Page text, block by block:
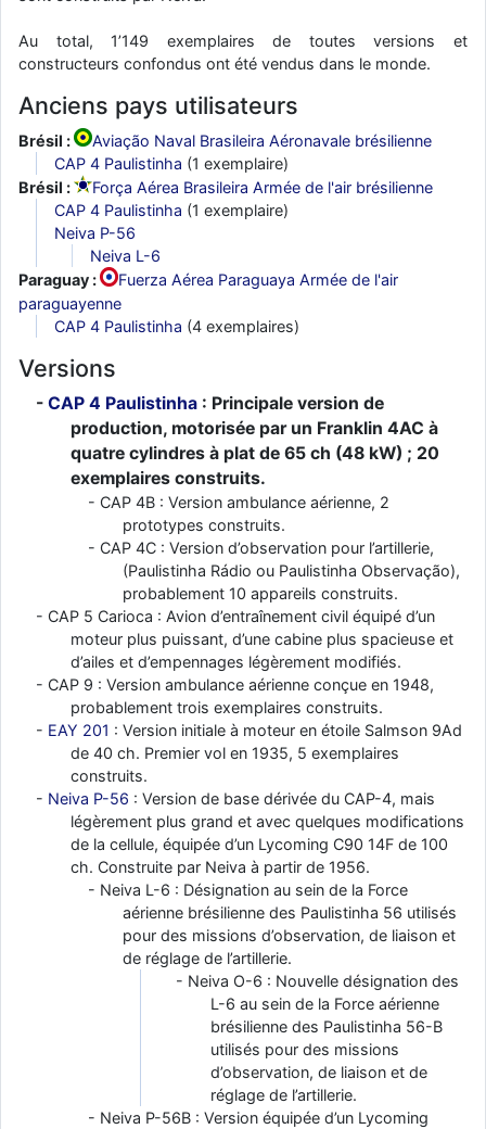
Au total, 1’149 exemplaires de toutes versions et
constructeurs confondus ont été vendus dans le monde.
Anciens pays utilisateurs
Brésil :
Aviação Naval Brasileira Aéronavale brésilienne
CAP 4 Paulistinha (1 exemplaire)
Brésil :
Força Aérea Brasileira Armée de l'air brésilienne
CAP 4 Paulistinha (1 exemplaire)
Neiva P-56
Neiva L-6
Paraguay :
Fuerza Aérea Paraguaya Armée de l'air
paraguayenne
CAP 4 Paulistinha (4 exemplaires)
Versions
CAP 4 Paulistinha : Principale version de
production, motorisée par un Franklin 4AC à
quatre cylindres à plat de 65 ch (48 kW) ; 20
exemplaires construits.
CAP 4B : Version ambulance aérienne, 2
prototypes construits.
CAP 4C : Version d’observation pour l’artillerie,
(Paulistinha Rádio ou Paulistinha Observação),
probablement 10 appareils construits.
CAP 5 Carioca : Avion d’entraînement civil équipé d’un
moteur plus puissant, d’une cabine plus spacieuse et
d’ailes et d’empennages légèrement modifiés.
CAP 9 : Version ambulance aérienne conçue en 1948,
probablement trois exemplaires construits.
EAY 201 : Version initiale à moteur en étoile Salmson 9Ad
de 40 ch. Premier vol en 1935, 5 exemplaires
construits.
Neiva P-56 : Version de base dérivée du CAP-4, mais
légèrement plus grand et avec quelques modifications
de la cellule, équipée d’un Lycoming C90 14F de 100
ch. Construite par Neiva à partir de 1956.
Neiva L-6 : Désignation au sein de la Force
aérienne brésilienne des Paulistinha 56 utilisés
pour des missions d’observation, de liaison et
de réglage de l’artillerie.
Neiva O-6 : Nouvelle désignation des
L-6 au sein de la Force aérienne
brésilienne des Paulistinha 56-B
utilisés pour des missions
d’observation, de liaison et de
réglage de l’artillerie.
Neiva P-56B : Version équipée d’un Lycoming